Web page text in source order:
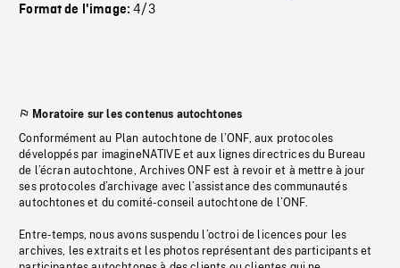
Format de l'image:4/3
Moratoire sur les contenus autochtones
Conformément au Plan autochtone de l’ONF, aux protocoles
développés par imagineNATIVE et aux lignes directrices du Bureau
de l’écran autochtone, Archives ONF est à revoir et à mettre à jour
ses protocoles d’archivage avec l’assistance des communautés
autochtones et du comité-conseil autochtone de l’ONF.
Entre-temps, nous avons suspendu l’octroi de licences pour les
archives, les extraits et les photos représentant des participants et